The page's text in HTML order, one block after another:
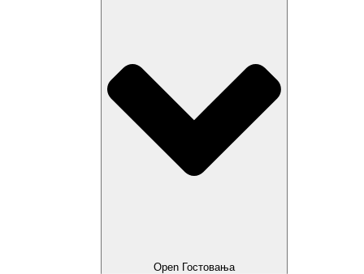
Open Гостовања